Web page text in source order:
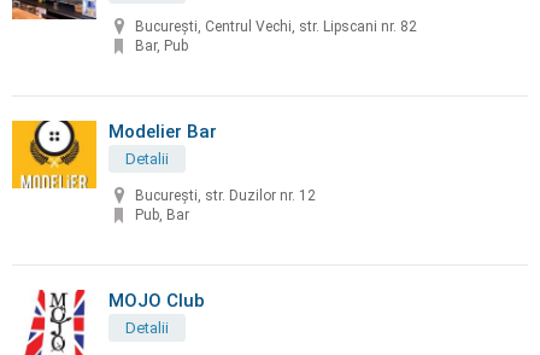
București, Centrul Vechi, str. Lipscani nr. 82
Bar, Pub
Modelier Bar
Detalii
București, str. Duzilor nr. 12
Pub, Bar
MOJO Club
Detalii